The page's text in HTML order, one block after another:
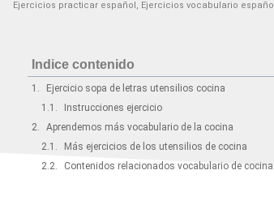
Ejercicios practicar español , Ejercicios vocabulario español
Indice contenido
Ejercicio sopa de letras utensilios cocina
Instrucciones ejercicio
Aprendemos más vocabulario de la cocina
Más ejercicios de los utensilios de cocina
Contenidos relacionados vocabulario de cocina